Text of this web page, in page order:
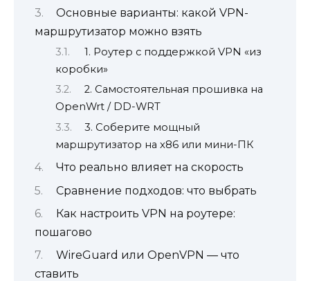
Основные варианты: какой VPN-
маршрутизатор можно взять
1. Роутер с поддержкой VPN «из
коробки»
2. Самостоятельная прошивка на
OpenWrt / DD-WRT
3. Соберите мощный
маршрутизатор на x86 или мини-ПК
Что реально влияет на скорость
Сравнение подходов: что выбрать
Как настроить VPN на роутере:
пошагово
WireGuard или OpenVPN — что
ставить